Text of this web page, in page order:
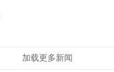
加载更多新闻